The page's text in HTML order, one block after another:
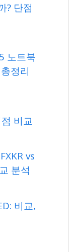
? 단점
노트북
정리
비교
vs
분석
비교,